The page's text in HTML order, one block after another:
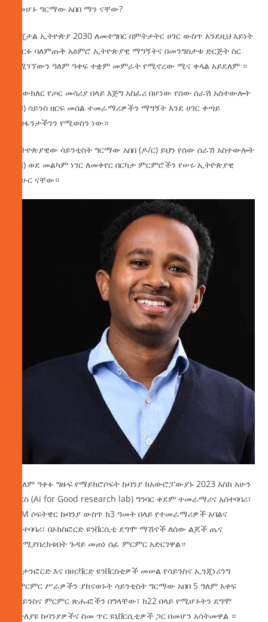
ለመሆኑ ግርማው አበበ ማን ናቸው?
ዲጂታል ኢትዮጵያ 2030 ለመተግበር በምትታትር ሀገር ውስጥ እንደዚህ አይነት
በዘርፉ ባለምጡቅ አዕምሮ ኢትዮጵያዊ ማግኝትና በመንግስታቱ ድርጅት ስር
የሚገኘውን ዓለም ዓቀፍ ተቋም መምራት የሚኖረው ሚና ቀላል አይደለም ።
ከኒውክለር የጦር መሳሪያ በላይ እጅግ አስፈሪ በሆነው የሰው ሰራሽ አስተውሎት
(AI) ሳይንስ ዘርፍ መሰል ተመራማሪዎችን ማግኝት እንደ ሀገር ቀጣይ
ዕጣፋንታችንን የሚወስን ነው።
ኢትዮጵያዊው ሳይንቲስት ግርማው አበበ (ዶ/ር) ይህን የሰው ሰራሽ አስተውሎት
(AI) ወደ መልካም ነገር ለመቀየር በርካታ ምርምሮችን የሠሩ ኢትዮጵያዊ
ምሁር ናቸው።
በዓለም ዓቀፉ ግዙፍ የማይክሮሶፍት ኩባንያ ከአውሮፓውያኑ 2023 እስከ አሁን
ድረስ (Ai for Good research lab) ግንባር ቀደም ተመራማሪና አሰተባባሪ፣
IBM ሶፍትዌር ኩባንያ ውስጥ ከ3 ዓመት በላይ የተመራማሪዎች አባልና
አስተባባሪ፣ በኦክስፎርድ ዩንቨርሲቲ ደግሞ ማሽኖች ለሰው ልጆች ጤና
ስለሚያበረክቱበት ጉዳይ መጠነ ሰፊ ምርምር አድርገዋል።
በስታንፎርድ እና በሀርቫርድ ዩንቨርስቲዎች መሠል የሳይንስና ኢንጂነሪንግ
የምርምር ሥራዎችን ያከናወኑት ሳይንቲስት ግርማው አበበ 5 ዓለም አቀፍ
የሳይንስና ምርምር ጽሑፎችን በግላቸው፣ ከ22 በላይ የሚሆኑትን ደግሞ
ከተለያዩ ኩባንያዎችና ስመ ጥር ዩኒቨርሲቲዎች ጋር በመሆን አሳትመዋል ።